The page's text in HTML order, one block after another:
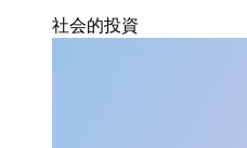
社会的投資